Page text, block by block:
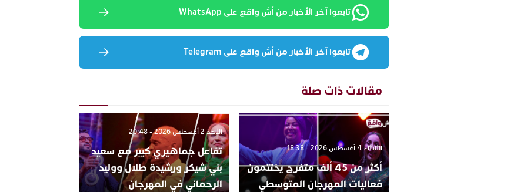
تابعوا آخر الأخبار من أش واقع على WhatsApp
تابعوا آخر الأخبار من أش واقع على Telegram
مقالات ذات صلة
الثلاثاء 4 أغسطس 2026 - 18:38
أكثر من 45 ألف متفرج يختتمون
فعاليات المهرجان المتوسطي
الأحد 2 أغسطس 2026 - 20:48
تفاعل جماهيري كبير مع سعيد
بني شيكر ورشيدة طلال ووليد
الرحماني في المهرجان